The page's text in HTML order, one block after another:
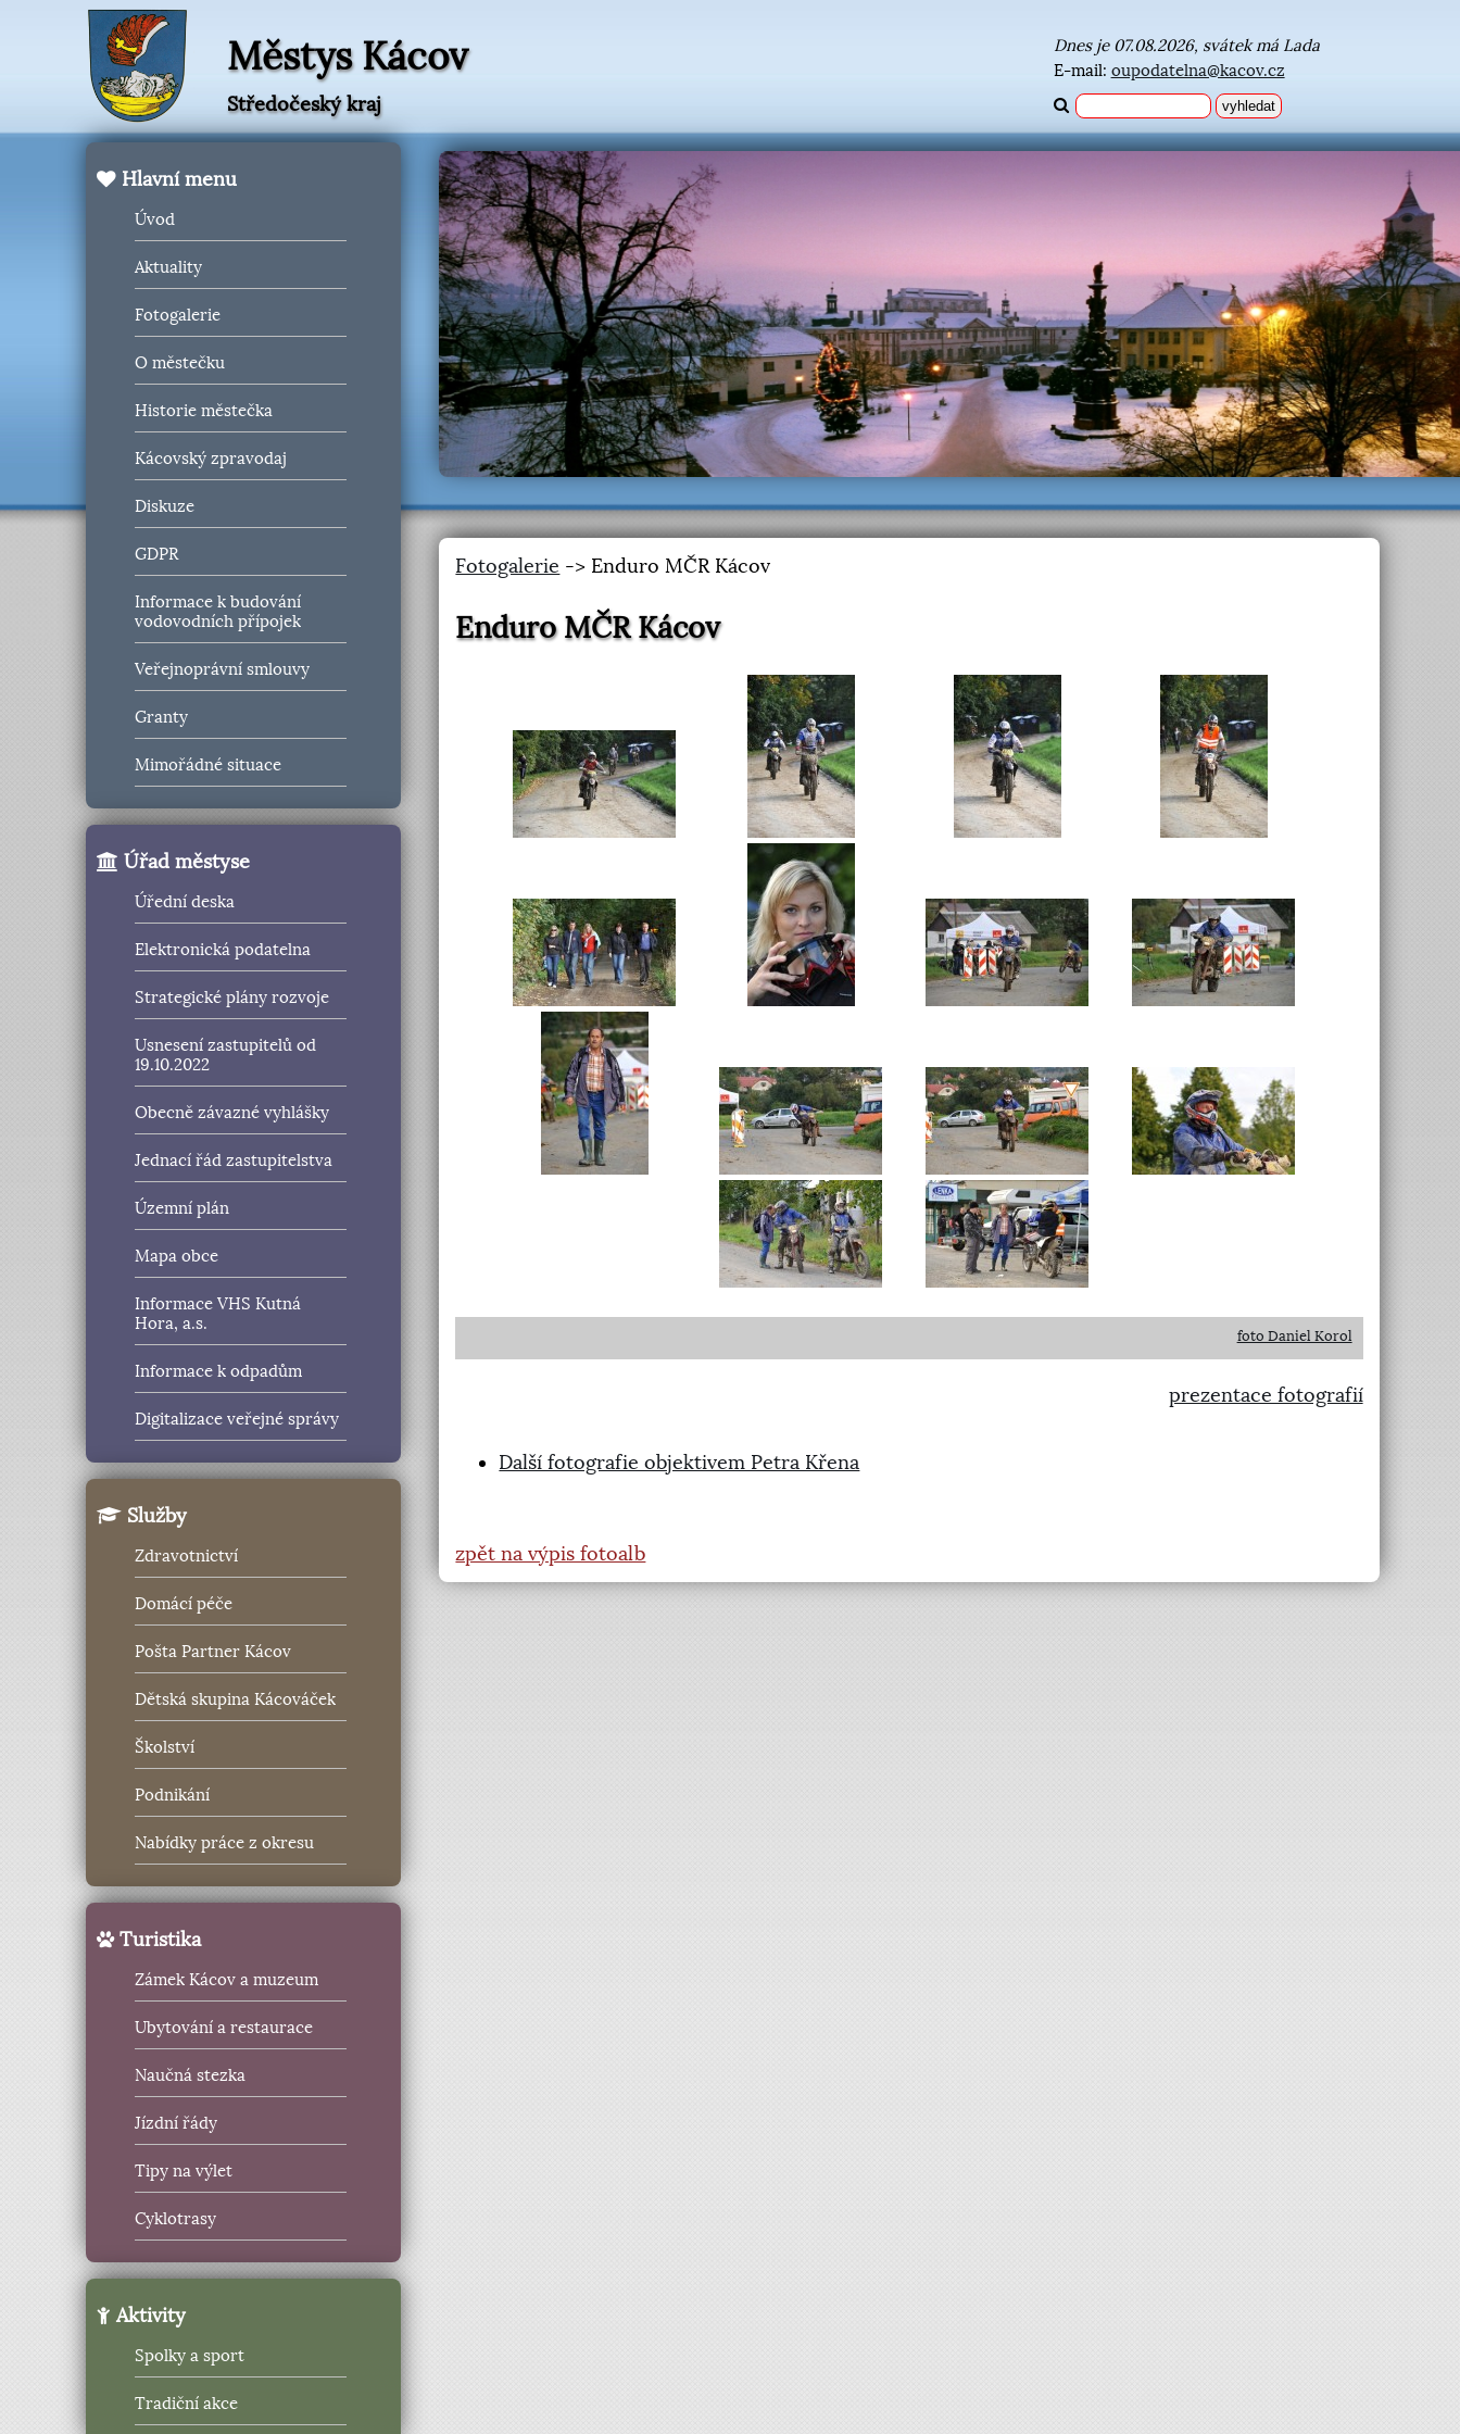
Městys Kácov
Středočeský kraj
Dnes je 07.08.2026, svátek má Lada
E-mail: oupodatelna@kacov.cz
Hlavní menu
Úvod
Aktuality
Fotogalerie
O městečku
Historie městečka
Kácovský zpravodaj
Diskuze
GDPR
Informace k budování
vodovodních přípojek
Veřejnoprávní smlouvy
Granty
Mimořádné situace
Úřad městyse
Úřední deska
Elektronická podatelna
Strategické plány rozvoje
Usnesení zastupitelů od
19.10.2022
Obecně závazné vyhlášky
Jednací řád zastupitelstva
Územní plán
Mapa obce
Informace VHS Kutná
Hora, a.s.
Informace k odpadům
Digitalizace veřejné správy
Služby
Zdravotnictví
Domácí péče
Pošta Partner Kácov
Dětská skupina Kácováček
Školství
Podnikání
Nabídky práce z okresu
Turistika
Zámek Kácov a muzeum
Ubytování a restaurace
Naučná stezka
Jízdní řády
Tipy na výlet
Cyklotrasy
Aktivity
Spolky a sport
Tradiční akce
Fotogalerie -> Enduro MČR Kácov
Enduro MČR Kácov
foto Daniel Korol
prezentace fotografií
Další fotografie objektivem Petra Křena
zpět na výpis fotoalb